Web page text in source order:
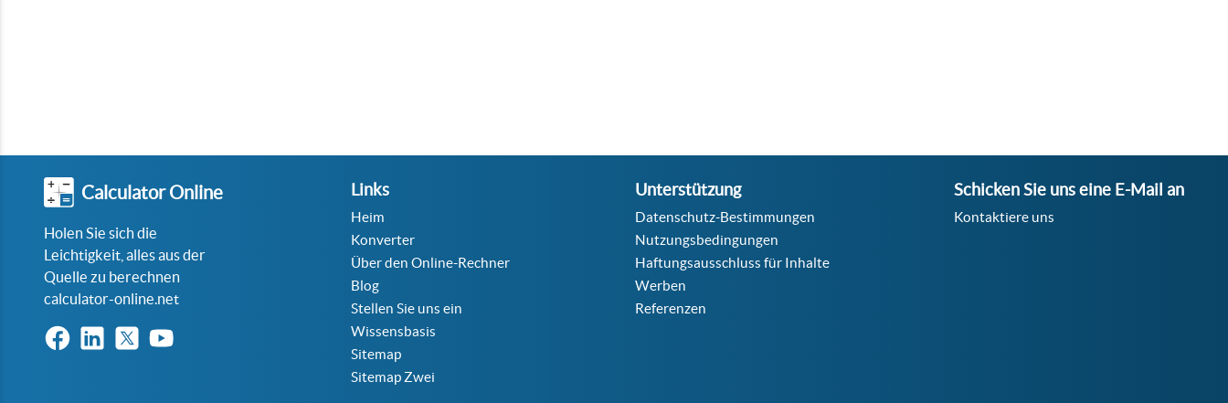
Calculator Online
Holen Sie sich die
Leichtigkeit, alles aus der
Quelle zu berechnen
calculator-online.net
Links
Heim
Konverter
Über den Online-Rechner
Blog
Stellen Sie uns ein
Wissensbasis
Sitemap
Sitemap Zwei
Unterstützung
Datenschutz-Bestimmungen
Nutzungsbedingungen
Haftungsausschluss für Inhalte
Werben
Referenzen
Schicken Sie uns eine E-Mail an
Kontaktiere uns